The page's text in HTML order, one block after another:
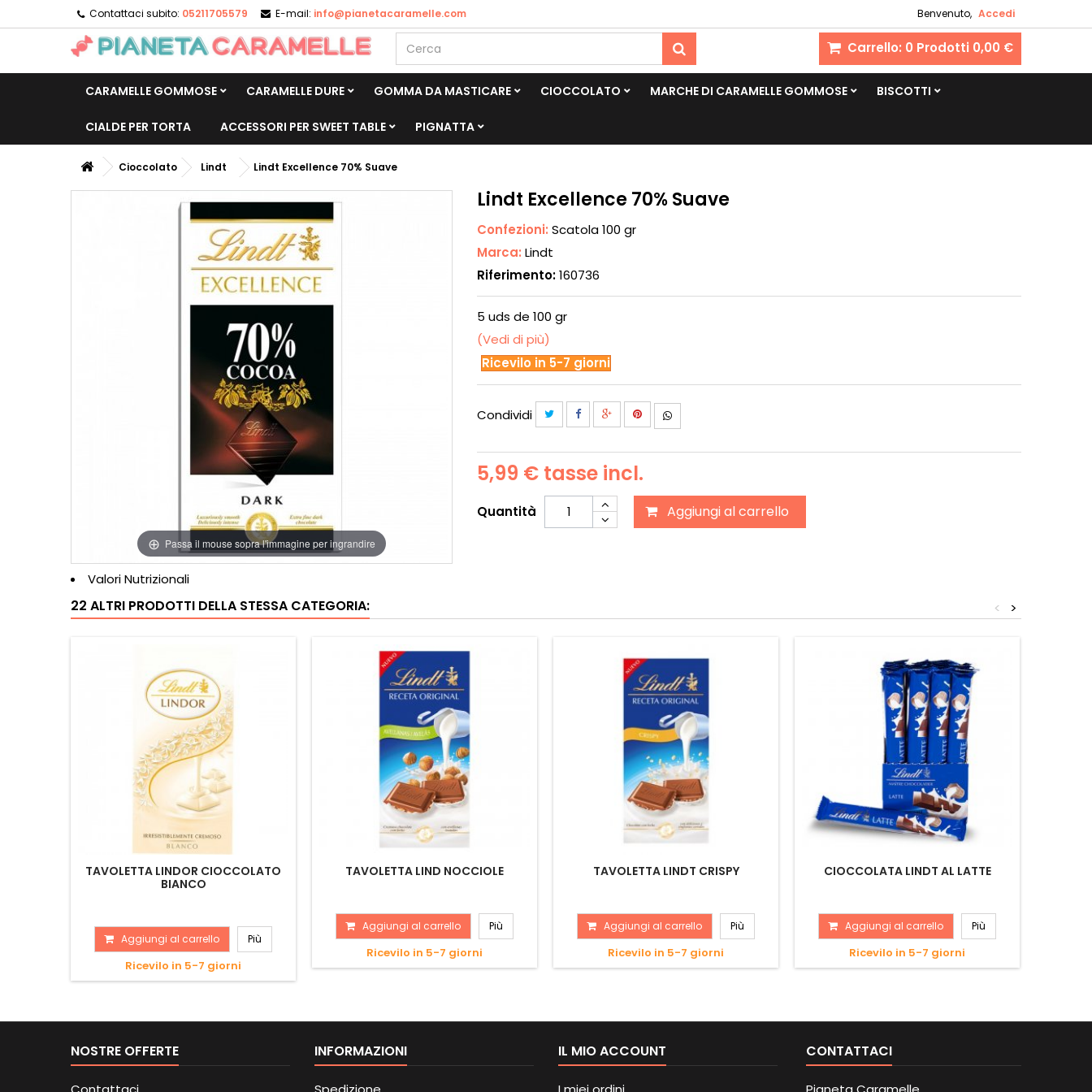
Benvenuto, Accedi
Contattaci subito: 05211705579 E-mail: info@pianetacaramelle.com
Carrello: 0 Prodotti 0,00 €
CARAMELLE GOMMOSE CARAMELLE DURE GOMMA DA MASTICARE CIOCCOLATO MARCHE DI CARAMELLE GOMMOSE BISCOTTI
CIALDE PER TORTA ACCESSORI PER SWEET TABLE PIGNATTA
Cioccolato Lindt Lindt Excellence 70% Suave
Passa il mouse sopra l'immagine per ingrandire
Lindt Excellence 70% Suave
Confezioni:Scatola 100 gr
Marca:Lindt
Riferimento: 160736
5 uds de 100 gr
(Vedi di più)
Ricevilo in 5-7 giorni
Condividi
5,99 € tasse incl.
Quantità Aggiungi al carrello
Valori Nutrizionali
22 ALTRI PRODOTTI DELLA STESSA CATEGORIA: >
<
TAVOLETTA LINDOR CIOCCOLATO
BIANCO
Aggiungi al carrello Più
Ricevilo in 5-7 giorni
TAVOLETTA LIND NOCCIOLE
Aggiungi al carrello Più
Ricevilo in 5-7 giorni
TAVOLETTA LINDT CRISPY
Aggiungi al carrello Più
Ricevilo in 5-7 giorni
CIOCCOLATA LINDT AL LATTE
Aggiungi al carrello Più
Ricevilo in 5-7 giorni
NOSTRE OFFERTE INFORMAZIONI IL MIO ACCOUNT CONTATTACI